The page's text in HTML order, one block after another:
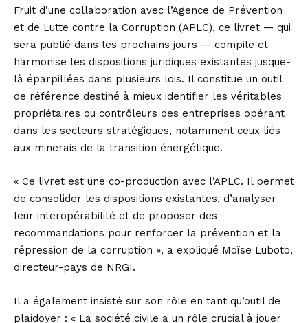
Fruit d’une collaboration avec l’Agence de Prévention
et de Lutte contre la Corruption (APLC), ce livret — qui
sera publié dans les prochains jours — compile et
harmonise les dispositions juridiques existantes jusque-
là éparpillées dans plusieurs lois. Il constitue un outil
de référence destiné à mieux identifier les véritables
propriétaires ou contrôleurs des entreprises opérant
dans les secteurs stratégiques, notamment ceux liés
aux minerais de la transition énergétique.
« Ce livret est une co-production avec l’APLC. Il permet
de consolider les dispositions existantes, d’analyser
leur interopérabilité et de proposer des
recommandations pour renforcer la prévention et la
répression de la corruption », a expliqué Moïse Luboto,
directeur-pays de NRGI.
Il a également insisté sur son rôle en tant qu’outil de
plaidoyer : « La société civile a un rôle crucial à jouer